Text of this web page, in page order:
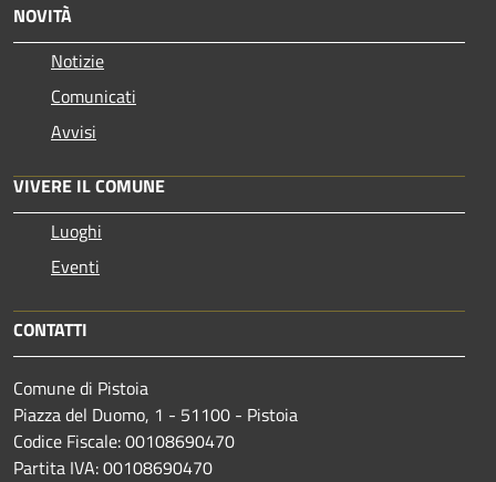
NOVITÀ
Notizie
Comunicati
Avvisi
VIVERE IL COMUNE
Luoghi
Eventi
CONTATTI
Comune di Pistoia
Piazza del Duomo, 1 - 51100 - Pistoia
Codice Fiscale: 00108690470
Partita IVA: 00108690470